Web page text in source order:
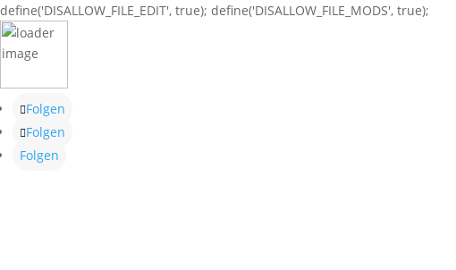
define('DISALLOW_FILE_EDIT', true); define('DISALLOW_FILE_MODS', true);
Folgen
Folgen
Folgen